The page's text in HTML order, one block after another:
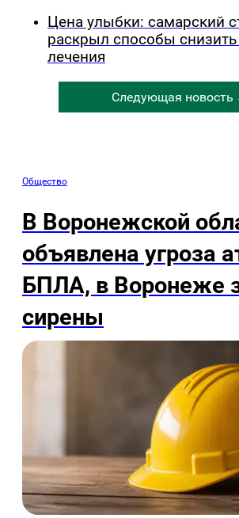
Цена улыбки: самарский
раскрыл способы
лечения
Следующая новость
Общество
В Воронежской
объявлена угроза
БПЛА, в Воронеже
сирены